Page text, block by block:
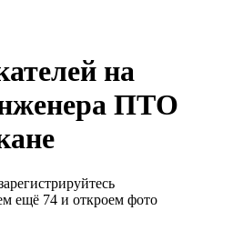
на
ПТО
ещё 74 и откроем фото